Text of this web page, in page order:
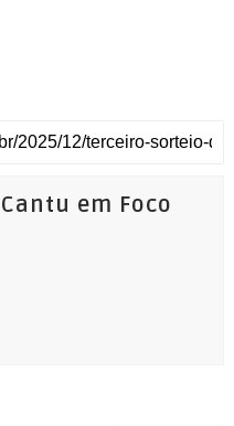
em Foco